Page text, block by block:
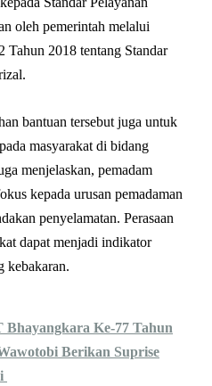
oleh pemerintah melalui
Tahun 2018 tentang Standar
bantuan tersebut juga untuk
masyarakat di bidang
menjelaskan, pemadam
kepada urusan pemadaman
penyelamatan. Perasaan
dapat menjadi indikator
kebakaran.
Bhayangkara Ke-77 Tahun
Berikan Suprise